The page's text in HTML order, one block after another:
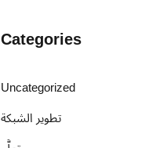
Categories
Uncategorized
تطوير الشبكة